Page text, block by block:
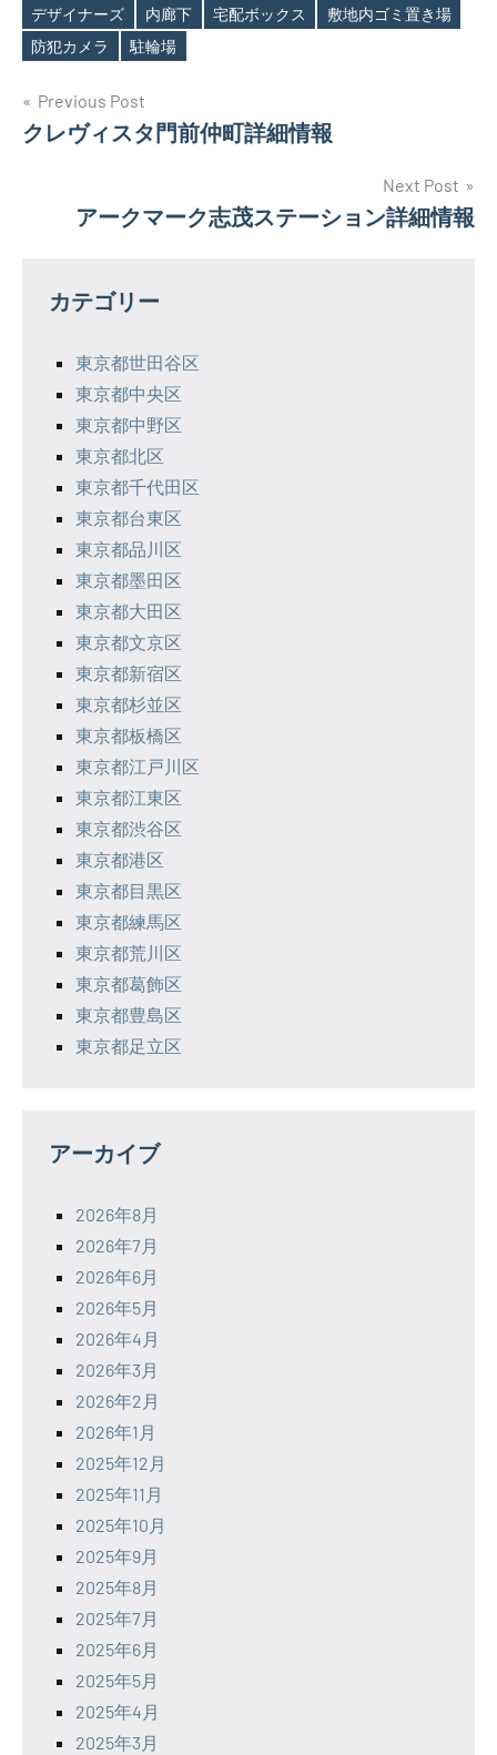
Tags
デザイナーズ
内廊下 宅配ボックス
敷地内ゴミ置き場
防犯カメラ
駐輪場
投
稿
ー
Previous Post
クレヴィスタ門前仲町詳細情報
Next Post
アークマーク志茂ステーション詳細情報
カテゴリー
東京都世田谷区
東京都中央区
東京都中野区
東京都北区
東京都千代田区
東京都台東区
東京都品川区
東京都墨田区
東京都大田区
東京都文京区
東京都新宿区
東京都杉並区
東京都板橋区
東京都江戸川区
東京都江東区
東京都渋谷区
東京都港区
東京都目黒区
東京都練馬区
東京都荒川区
東京都葛飾区
東京都豊島区
東京都足立区
アーカイブ
2026年8月
2026年7月
2026年6月
2026年5月
2026年4月
2026年3月
2026年2月
2026年1月
2025年12月
2025年11月
2025年10月
2025年9月
2025年8月
2025年7月
2025年6月
2025年5月
2025年4月
2025年3月